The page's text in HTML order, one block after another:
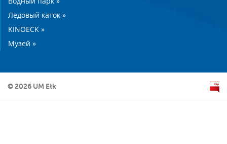
Ледовый каток »
KINOECK »
Музей »
© 2026 UM Ełk